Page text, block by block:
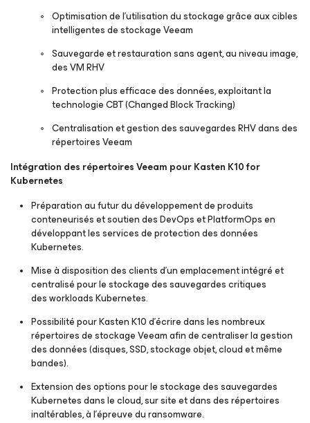
Optimisation de l’utilisation du stockage grâce aux cibles
intelligentes de stockage Veeam
Sauvegarde et restauration sans agent, au niveau image,
des VM RHV
Protection plus efficace des données, exploitant la
technologie CBT (Changed Block Tracking)
Centralisation et gestion des sauvegardes RHV dans des
répertoires Veeam
Intégration des répertoires Veeam pour Kasten K10 for
Kubernetes
Préparation au futur du développement de produits
conteneurisés et soutien des DevOps et PlatformOps en
développant les services de protection des données
Kubernetes.
Mise à disposition des clients d’un emplacement intégré et
centralisé pour le stockage des sauvegardes critiques
des workloads Kubernetes.
Possibilité pour Kasten K10 d’écrire dans les nombreux
répertoires de stockage Veeam afin de centraliser la gestion
des données (disques, SSD, stockage objet, cloud et même
bandes).
Extension des options pour le stockage des sauvegardes
Kubernetes dans le cloud, sur site et dans des répertoires
inaltérables, à l’épreuve du ransomware.